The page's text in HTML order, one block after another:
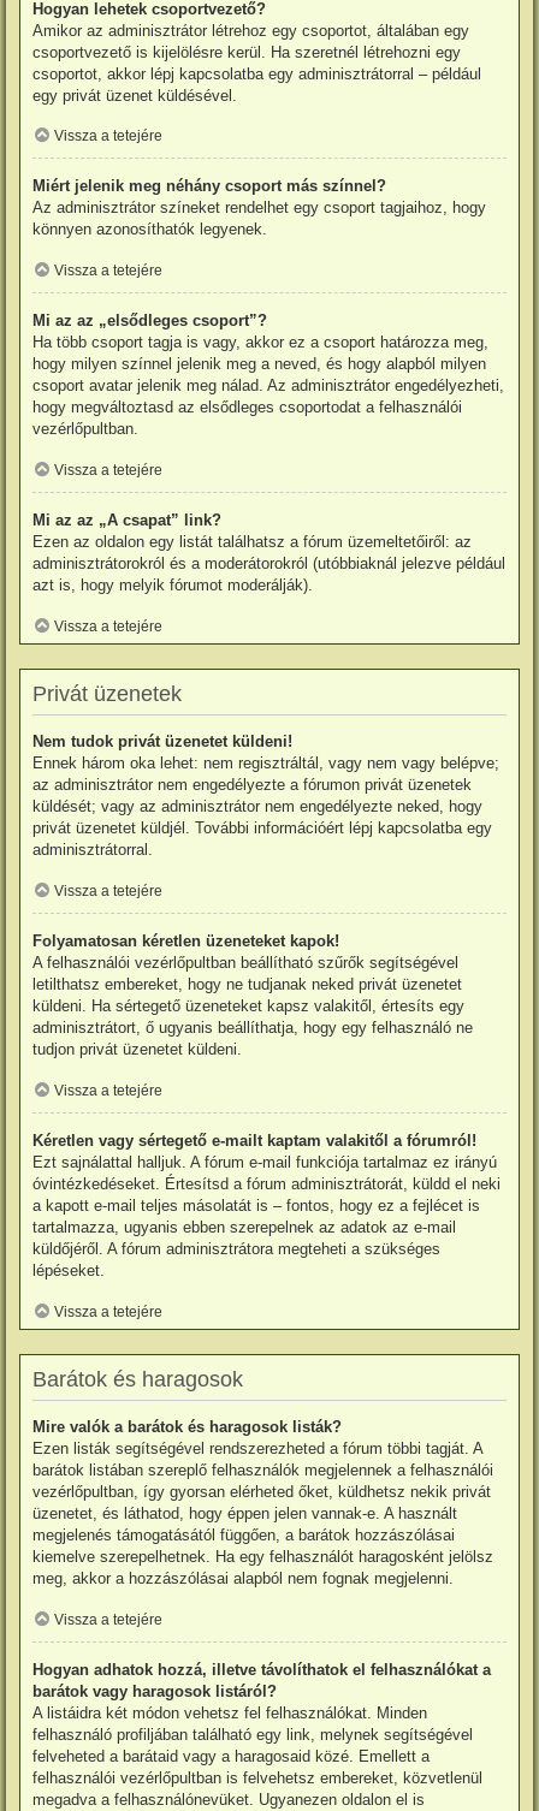
Hogyan lehetek csoportvezető?
Amikor az adminisztrátor létrehoz egy csoportot, általában egy
csoportvezető is kijelölésre kerül. Ha szeretnél létrehozni egy
csoportot, akkor lépj kapcsolatba egy adminisztrátorral – például
egy privát üzenet küldésével.
Vissza a tetejére
Miért jelenik meg néhány csoport más színnel?
Az adminisztrátor színeket rendelhet egy csoport tagjaihoz, hogy
könnyen azonosíthatók legyenek.
Vissza a tetejére
Mi az az „elsődleges csoport”?
Ha több csoport tagja is vagy, akkor ez a csoport határozza meg,
hogy milyen színnel jelenik meg a neved, és hogy alapból milyen
csoport avatar jelenik meg nálad. Az adminisztrátor engedélyezheti,
hogy megváltoztasd az elsődleges csoportodat a felhasználói
vezérlőpultban.
Vissza a tetejére
Mi az az „A csapat” link?
Ezen az oldalon egy listát találhatsz a fórum üzemeltetőiről: az
adminisztrátorokról és a moderátorokról (utóbbiaknál jelezve például
azt is, hogy melyik fórumot moderálják).
Vissza a tetejére
Privát üzenetek
Nem tudok privát üzenetet küldeni!
Ennek három oka lehet: nem regisztráltál, vagy nem vagy belépve;
az adminisztrátor nem engedélyezte a fórumon privát üzenetek
küldését; vagy az adminisztrátor nem engedélyezte neked, hogy
privát üzenetet küldjél. További információért lépj kapcsolatba egy
adminisztrátorral.
Vissza a tetejére
Folyamatosan kéretlen üzeneteket kapok!
A felhasználói vezérlőpultban beállítható szűrők segítségével
letilthatsz embereket, hogy ne tudjanak neked privát üzenetet
küldeni. Ha sértegető üzeneteket kapsz valakitől, értesíts egy
adminisztrátort, ő ugyanis beállíthatja, hogy egy felhasználó ne
tudjon privát üzenetet küldeni.
Vissza a tetejére
Kéretlen vagy sértegető e-mailt kaptam valakitől a fórumról!
Ezt sajnálattal halljuk. A fórum e-mail funkciója tartalmaz ez irányú
óvintézkedéseket. Értesítsd a fórum adminisztrátorát, küldd el neki
a kapott e-mail teljes másolatát is – fontos, hogy ez a fejlécet is
tartalmazza, ugyanis ebben szerepelnek az adatok az e-mail
küldőjéről. A fórum adminisztrátora megteheti a szükséges
lépéseket.
Vissza a tetejére
Barátok és haragosok
Mire valók a barátok és haragosok listák?
Ezen listák segítségével rendszerezheted a fórum többi tagját. A
barátok listában szereplő felhasználók megjelennek a felhasználói
vezérlőpultban, így gyorsan elérheted őket, küldhetsz nekik privát
üzenetet, és láthatod, hogy éppen jelen vannak-e. A használt
megjelenés támogatásától függően, a barátok hozzászólásai
kiemelve szerepelhetnek. Ha egy felhasználót haragosként jelölsz
meg, akkor a hozzászólásai alapból nem fognak megjelenni.
Vissza a tetejére
Hogyan adhatok hozzá, illetve távolíthatok el felhasználókat a
barátok vagy haragosok listáról?
A listáidra két módon vehetsz fel felhasználókat. Minden
felhasználó profiljában található egy link, melynek segítségével
felveheted a barátaid vagy a haragosaid közé. Emellett a
felhasználói vezérlőpultban is felvehetsz embereket, közvetlenül
megadva a felhasználónevüket. Ugyanezen oldalon el is